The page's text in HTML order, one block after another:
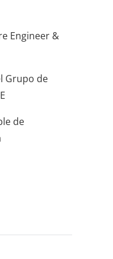
Engineer &
Grupo de
de